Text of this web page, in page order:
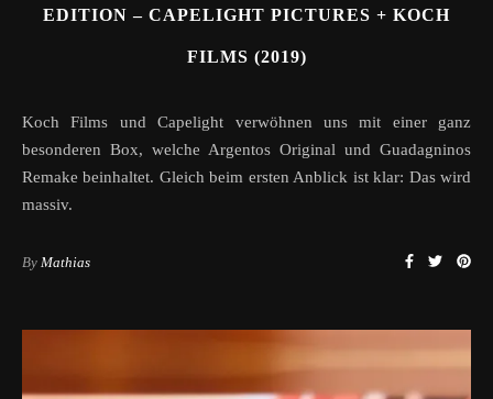
EDITION – CAPELIGHT PICTURES + KOCH
FILMS (2019)
Koch Films und Capelight verwöhnen uns mit einer ganz
besonderen Box, welche Argentos Original und Guadagninos
Remake beinhaltet. Gleich beim ersten Anblick ist klar: Das wird
massiv.
By Mathias